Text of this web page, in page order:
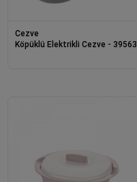
Cezve
Köpüklü Elektrikli Cezve - 39563